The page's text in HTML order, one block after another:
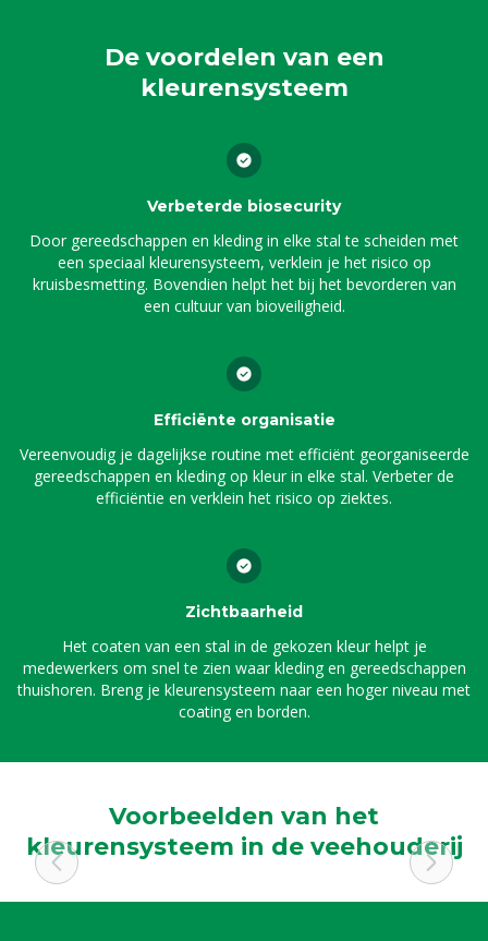
De voordelen van een
kleurensysteem
Verbeterde biosecurity
Door gereedschappen en kleding in elke stal te scheiden met
een speciaal kleurensysteem, verklein je het risico op
kruisbesmetting. Bovendien helpt het bij het bevorderen van
een cultuur van bioveiligheid.
Efficiënte organisatie
Vereenvoudig je dagelijkse routine met efficiënt georganiseerde
gereedschappen en kleding op kleur in elke stal. Verbeter de
efficiëntie en verklein het risico op ziektes.
Zichtbaarheid
Het coaten van een stal in de gekozen kleur helpt je
medewerkers om snel te zien waar kleding en gereedschappen
thuishoren. Breng je kleurensysteem naar een hoger niveau met
coating en borden.
Voorbeelden van het
kleurensysteem in de veehouderij